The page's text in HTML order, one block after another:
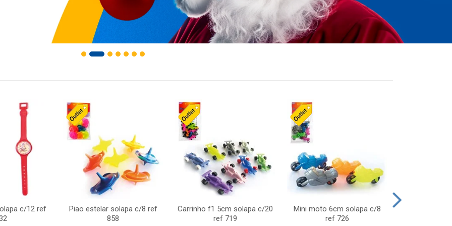
c/12 ref
Piao estelar solapa c/8 ref
858
Carrinho f1 5cm solapa c/20
ref 719
Mini moto 6cm solapa c/8
ref 726